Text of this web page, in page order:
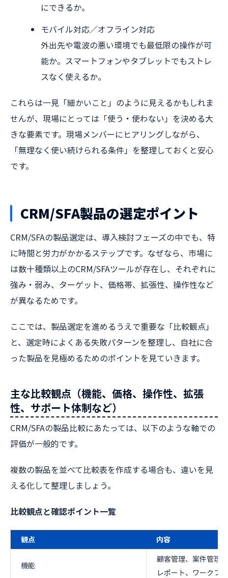
にできるか。
モバイル対応／オフライン対応
外出先や電波の悪い環境でも最低限の操作が可
能か。スマートフォンやタブレットでもストレ
スなく使えるか。
これらは一見「細かいこと」のように見えるかもしれま
せんが、現場にとっては「使う・使わない」を決める大
きな要素です。現場メンバーにヒアリングしながら、
「無理なく使い続けられる条件」を整理しておくと安心
です。
CRM/SFA製品の選定ポイント
CRM/SFAの製品選定は、導入検討フェーズの中でも、特
に時間と労力がかかるステップです。なぜなら、市場に
は数十種類以上のCRM/SFAツールが存在し、それぞれに
強み・弱み、ターゲット、価格帯、拡張性、操作性など
が異なるためです。
ここでは、製品選定を進めるうえで重要な「比較観点」
と、選定時によくある失敗パターンを整理し、自社に合
った製品を見極めるためのポイントを見ていきます。
主な比較観点（機能、価格、操作性、拡張
性、サポート体制など）
CRM/SFAの製品比較にあたっては、以下のような軸での
評価が一般的です。
複数の製品を並べて比較表を作成する場合も、違いを見
える化して整理しましょう。
比較観点と確認ポイント一覧
観点 内容
機能
顧客管理、案件管理
レポート、ワークフ